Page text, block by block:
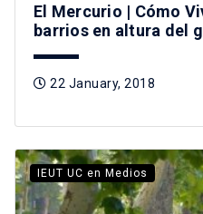
El Mercurio | Cómo
barrios en altura del
22 January, 2018
IEUT UC en Medios